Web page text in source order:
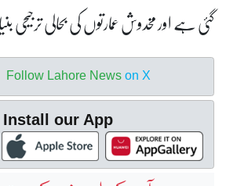
گئی ہے اور مخدوش عمارتوں کی بحالی
Follow Lahore News on X
Install our App